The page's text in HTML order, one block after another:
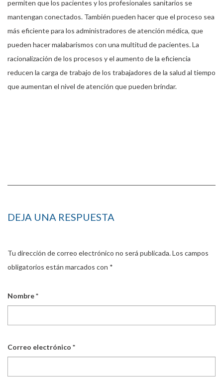
permiten que los pacientes y los profesionales sanitarios se
mantengan conectados. También pueden hacer que el proceso sea
más eficiente para los administradores de atención médica, que
pueden hacer malabarismos con una multitud de pacientes. La
racionalización de los procesos y el aumento de la eficiencia
reducen la carga de trabajo de los trabajadores de la salud al tiempo
que aumentan el nivel de atención que pueden brindar.
DEJA UNA RESPUESTA
Tu dirección de correo electrónico no será publicada.Los campos
obligatorios están marcados con *
Nombre*
Correo electrónico *